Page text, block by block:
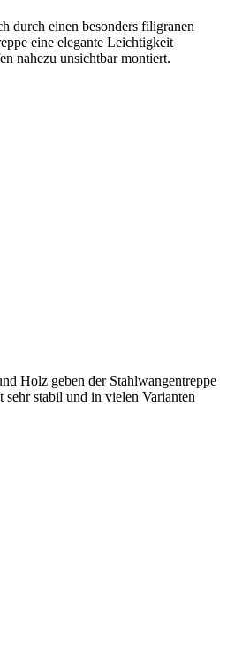
durch einen besonders filigranen
eine elegante Leichtigkeit
nahezu unsichtbar montiert.
Holz geben der Stahlwangentreppe
sehr stabil und in vielen Varianten